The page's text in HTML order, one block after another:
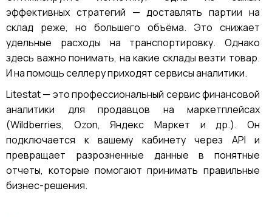
эффективных стратегий — доставлять партии на
склад реже, но большего объёма. Это снижает
удельные расходы на транспортировку. Однако
здесь важно понимать, на какие склады везти товар.
И на помощь селлеру приходят сервисы аналитики.
Litestat — это профессиональный сервис финансовой
аналитики для продавцов на маркетплейсах
(Wildberries, Ozon, Яндекс Маркет и др.). Он
подключается к вашему кабинету через API и
превращает разрозненные данные в понятные
отчеты, которые помогают принимать правильные
бизнес-решения.